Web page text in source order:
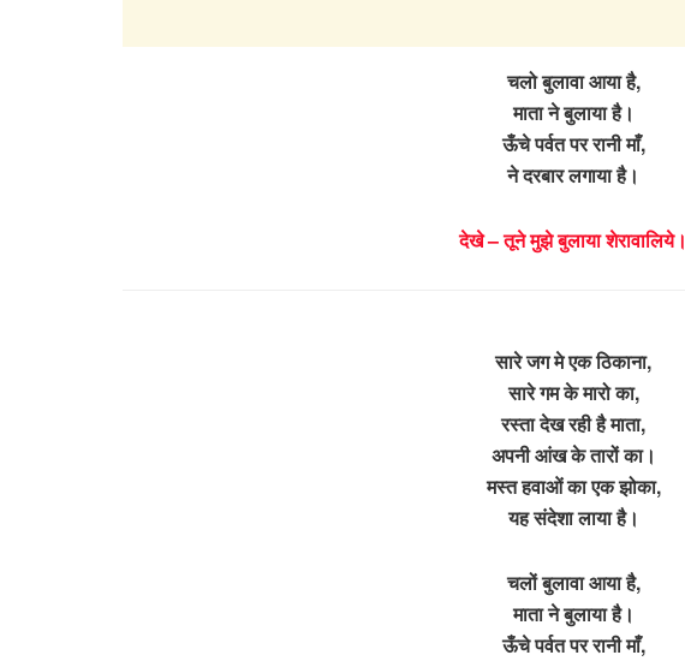
चलो बुलावा आया है,
माता ने बुलाया है।
ऊँचे पर्वत पर रानी माँ,
ने दरबार लगाया है।
देखे – तूने मुझे बुलाया शेरावालिये।
सारे जग मे एक ठिकाना,
सारे गम के मारो का,
रस्ता देख रही है माता,
अपनी आंख के तारों का।
मस्त हवाओं का एक झोका,
यह संदेशा लाया है।
चलों बुलावा आया है,
माता ने बुलाया है।
ऊँचे पर्वत पर रानी माँ,